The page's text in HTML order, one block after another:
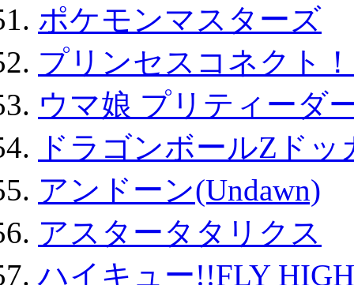
ポケモンマスターズ
プリンセスコネクト
ウマ娘 プリティーダ
ドラゴンボールZド
アンドーン(Undawn)
アスタータタリクス
ハイキュー!!FLY HIGH